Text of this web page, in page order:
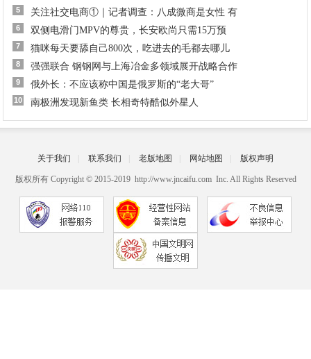
5 关注社交电商①｜记者调查：八成微商是女性 有
6 双侧电滑门MPV的尊贵，长安欧尚只需15万预
7 猫咪每天要舔自己800次，吃进去的毛都去哪儿
8 强强联合 钢钢网与上海冶金多领域展开战略合作
9 俄外长：不应该称中国是俄罗斯的“老大哥”
10 南极洲发现新鱼类 长相奇特酷似外星人
关于我们 联系我们 老版地图 网站地图 版权声明
版权所有 Copyright © 2015-2019 http://www.jncaifu.com Inc. All Rights Reserved